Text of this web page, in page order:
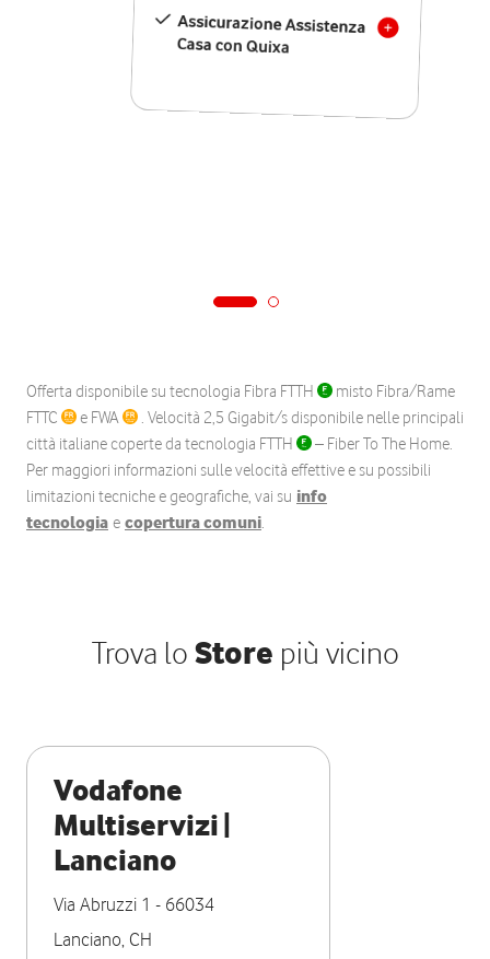
Assicurazione Assistenza
Casa con Quixa
Offerta disponibile su tecnologia Fibra FTTH
misto Fibra/Rame
FTTC
e FWA
. Velocità 2,5 Gigabit/s disponibile nelle principali
città italiane coperte da tecnologia FTTH
– Fiber To The Home.
Per maggiori informazioni sulle velocità effettive e su possibili
limitazioni tecniche e geografiche, vai su info
tecnologia e copertura comuni.
Trova lo Store più vicino
Vodafone
Multiservizi |
Lanciano
Via Abruzzi 1 - 66034
Lanciano, CH